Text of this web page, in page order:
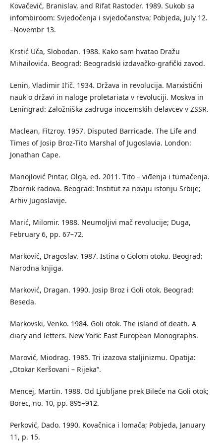
Kovačević, Branislav, and Rifat Rastoder. 1989. Sukob sa
infombiroom: Svjedočenja i svjedočanstva; Pobjeda, July 12.
–Novembr 13.
Krstić Uča, Slobodan. 1988. Kako sam hvatao Dražu
Mihailovića. Beograd: Beogradski izdavačko-grafički zavod.
Lenin, Vladimir Il’ič. 1934. Država in revolucija. Marxistični
nauk o državi in naloge proletariata v revoluciji. Moskva in
Leningrad: Založniška zadruga inozemskih delavcev v ZSSR.
Maclean, Fitzroy. 1957. Disputed Barricade. The Life and
Times of Josip Broz-Tito Marshal of Jugoslavia. London:
Jonathan Cape.
Manojlović Pintar, Olga, ed. 2011. Tito – viđenja i tumačenja.
Zbornik radova. Beograd: Institut za noviju istoriju Srbije;
Arhiv Jugoslavije.
Marić, Milomir. 1988. Neumoljivi mač revolucije; Duga,
February 6, pp. 67–72.
Marković, Dragoslav. 1987. Istina o Golom otoku. Beograd:
Narodna knjiga.
Marković, Dragan. 1990. Josip Broz i Goli otok. Beograd:
Beseda.
Markovski, Venko. 1984. Goli otok. The island of death. A
diary and letters. New York: East European Monographs.
Marović, Miodrag. 1985. Tri izazova staljinizmu. Opatija:
„Otokar Keršovani – Rijeka“.
Mencej, Martin. 1988. Od Ljubljane prek Bileće na Goli otok;
Borec, no. 10, pp. 895–912.
Perković, Dado. 1990. Kovačnica i lomača; Pobjeda, January
11, p. 15.